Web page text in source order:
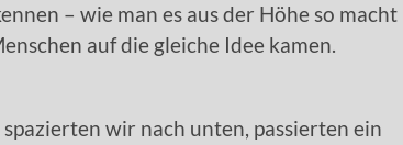
– wie man es aus der Höhe so macht
auf die gleiche Idee kamen.
wir nach unten, passierten ein